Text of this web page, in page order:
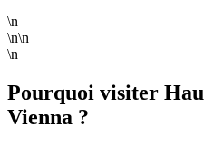
\n
\n\n
\n
Pourquoi visiter
Vienna ?